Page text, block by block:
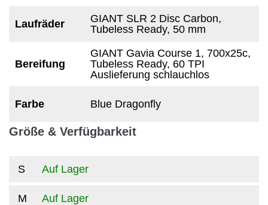
Laufräder
GIANT SLR 2 Disc Carbon,
Tubeless Ready, 50 mm
Bereifung
GIANT Gavia Course 1, 700x25c,
Tubeless Ready, 60 TPI
Auslieferung schlauchlos
Farbe Blue Dragonfly
Größe & Verfügbarkeit
S Auf Lager
M Auf Lager